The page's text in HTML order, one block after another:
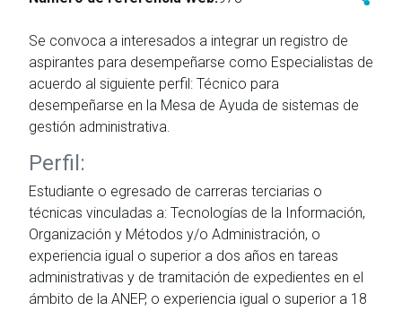
Se convoca a interesados a integrar un registro de
aspirantes para desempeñarse como Especialistas de
acuerdo al siguiente perfil: Técnico para
desempeñarse en la Mesa de Ayuda de sistemas de
gestión administrativa.
Perfil:
Estudiante o egresado de carreras terciarias o
técnicas vinculadas a: Tecnologías de la Información,
Organización y Métodos y/o Administración, o
experiencia igual o superior a dos años en tareas
administrativas y de tramitación de expedientes en el
ámbito de la ANEP, o experiencia igual o superior a 18